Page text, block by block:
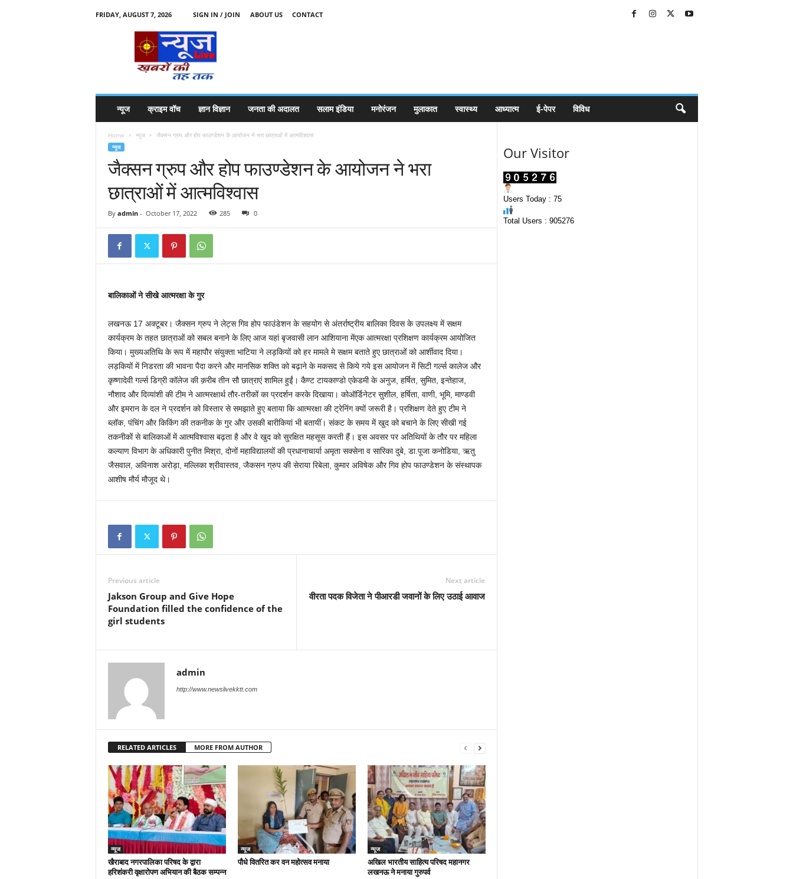
FRIDAY, AUGUST 7, 2026 SIGN IN / JOIN ABOUT US
CONTACT
न्यूज क्राइम वॉच ज्ञान विज्ञान जनता की अदालत सलाम इंडिया मनोरंजन मुलाकात स्वास्थ्य आध्यात्म ई-पेपर विविध
Home न्यूज जैक्सन ग्रुप और होप फाउण्डेशन के आयोजन ने भरा छात्राओं में आत्मविश्वास
न्यूज
जैक्सन ग्रुप और होप फाउण्डेशन के आयोजन ने भरा
छात्राओं में आत्मविश्वास
By admin- October 17, 2022 285 0
बालिकाओं ने सीखे आत्मरक्षा के गुर
लखनऊ 17 अक्टूबर। जैक्सन ग्रुप ने लेट्स गिव होप फाउंडेशन के सहयोग से अंतर्राष्ट्रीय बालिका दिवस के उपलक्ष्य में सक्षम
कार्यक्रम के तहत छात्राओं को सबल बनाने के लिए आज यहां बृजवासी लान आशियाना मेंएक आत्मरक्षा प्रशिक्षण कार्यक्रम आयोजित
किया। मुख्यअतिथि के रूप में महापौर संयुक्ता भाटिया ने लड़कियों को हर मामले मे सक्षम बताते हुए छात्राओं को आर्शीवाद दिया।
लड़कियों में निडरता की भावना पैदा करने और मानसिक शक्ति को बढ़ाने के मकसद से किये गये इस आयोजन में सिटी गर्ल्स कालेज और
कृष्णादेवी गर्ल्स डिग्री कॉलेज की क़रीब तीन सौ छात्राएं शामिल हुईं। कैण्ट टायकाण्डो एकेडमी के अनुज, हर्षित, सुमित, इन्तेहाज,
नौशाद और दिव्यांशी की टीम ने आत्मरक्षार्थ तौर-तरीकों का प्रदर्शन करके दिखाया। कोऑर्डिनेटर सुशील, हर्षिता, वाणी, भूमि, माण्डवी
और इमरान के दल ने प्रदर्शन को विस्तार से समझाते हुए बताया कि आत्मरक्षा की ट्रेनिंग क्यों जरूरी है। प्रशिक्षण देते हुए टीम ने
ब्लॉक, पंचिंग और किकिंग की तकनीक के गुर और उसकी बारीकियां भी बतायीं। संकट के समय में खुद को बचाने के लिए सीखी गई
तकनीकों से बालिकाओं में आत्मविश्वास बढ़ता है और वे खुद को सुरक्षित महसूस करती हैं। इस अवसर पर अतिथियों के तौर पर महिला
कल्याण विभाग के अधिकारी पुनीत मिश्रा, दोनों महाविद्यालयों की प्रधानाचार्या अमृता सक्सेना व सारिका दुबे, डा.पूजा कनोडिया, ऋतु
जैसवाल, अविनाश अरोड़ा, मल्लिका श्रीवास्तव, जैकसन ग्रुप की सेराया रिबेला, कुमार अविषेक और गिव होप फाउण्डेशन के संस्थापक
आशीष मौर्य मौजूद थे।
Previous article
Jakson Group and Give Hope
Foundation filled the confidence of the
girl students
Next article
वीरता पदक विजेता ने पीआरडी जवानों के लिए उठाई आवाज
admin
http://www.newslivekktt.com
RELATED ARTICLES MORE FROM AUTHOR
न्यूज
खैराबाद नगरपालिका परिषद के द्वारा
हरिशंकरी वृक्षारोपण अभियान की बैठक सम्पन्न
न्यूज
पौधे वितरित कर वन महोत्सव मनाया
न्यूज
अखिल भारतीय साहित्य परिषद महानगर
लखनऊ ने मनाया गुरुपर्व
Our Visitor
Users Today : 75
Total Users : 905276